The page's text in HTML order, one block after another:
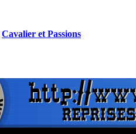
Cavalier et Passions